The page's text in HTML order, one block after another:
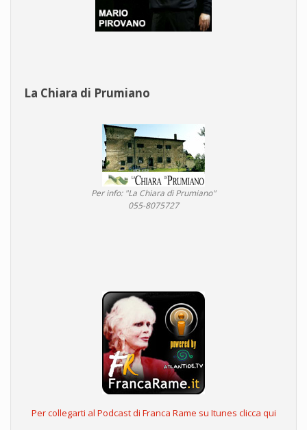
La Chiara di Prumiano
Per info: "La Chiara di Prumiano"
055-8075727
Per collegarti al Podcast di Franca Rame su Itunes clicca qui